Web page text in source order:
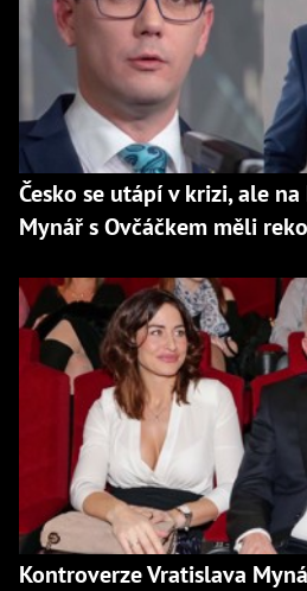
Česko se utápí v krizi, ale
Mynář s Ovčáčkem měli
Kontroverze Vratislava